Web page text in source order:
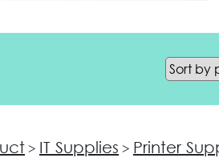
> IT Supplies > Printer